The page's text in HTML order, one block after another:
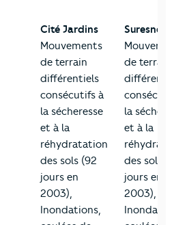
Cité Jardins
Mouvements
de terrain
différentiels
consécutifs à
la sécheresse
et à la
réhydratation
des sols (92
jours en
2003),
Inondations,
Suresnes
de terrain
la
et à la
des sols
jours en
2003),